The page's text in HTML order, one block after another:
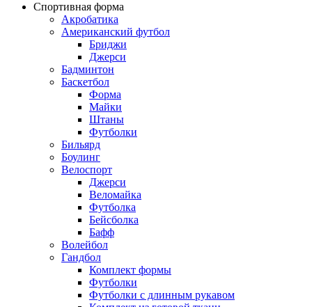
Спортивная форма
Акробатика
Американский футбол
Бриджи
Джерси
Бадминтон
Баскетбол
Форма
Майки
Штаны
Футболки
Бильярд
Боулинг
Велоспорт
Джерси
Веломайка
Футболка
Бейсболка
Бафф
Волейбол
Гандбол
Комплект формы
Футболки
Футболки с длинным рукавом